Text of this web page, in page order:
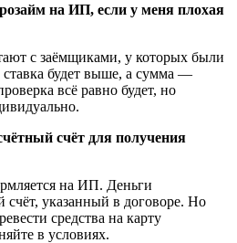
на ИП, если у меня плохая
с заёмщиками, у которых были
будет выше, а сумма —
всё равно будет, но
счёт для получения
на ИП. Деньги
счёт, указанный в договоре. Но
средства на карту
в условиях.